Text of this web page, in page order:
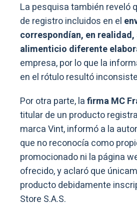
La pesquisa también reveló
de registro incluidos en el
correspondían, en
alimenticio diferente
empresa, por lo que la
en el rótulo resultó
Por otra parte, lafirma MC
titular de un producto
marca Vint, informó a la
que no reconocía como
promocionado ni la página
ofrecido, y aclaró que
producto debidamente
Store S.A.S.